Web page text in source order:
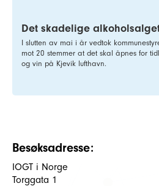
Det skadelige
I slutten av mai i år vedtok
mot 20 stemmer at det skal åpnes for
og vin på Kjevik lufthavn.
Besøksadresse:
IOGT i Norge
Torggata 1